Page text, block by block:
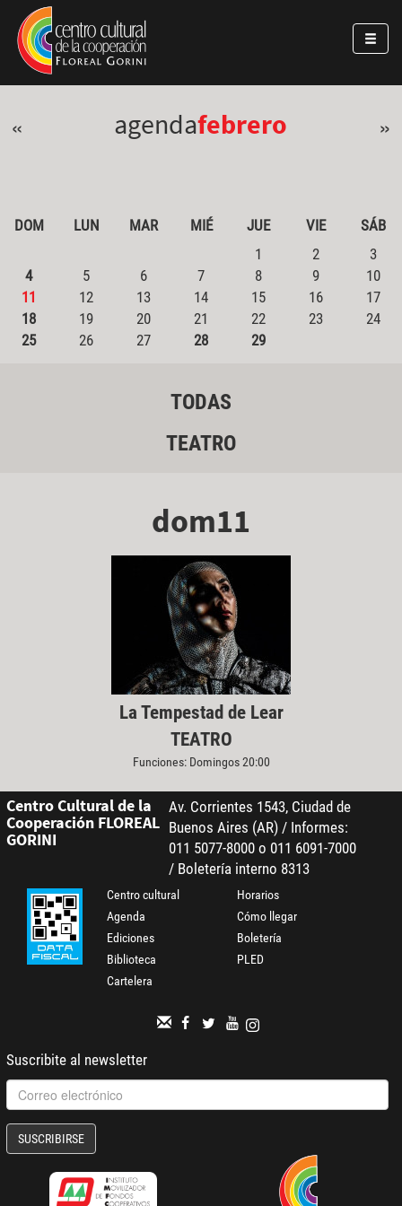
Pasar al contenido principal
Jump to main content
« agendafebrero »
DOM LUN MAR MIÉ JUE VIE
SÁB
1
2
3
4
5 6 7 8 9
10
11
12 13 14 15 16
17
18
19 20 21 22 23
24
25
26 27 28 29
TODAS
TEATRO
dom11
La Tempestad de Lear
TEATRO
Funciones: Domingos 20:00
Centro Cultural de la
Cooperación FLOREAL
GORINI
Av. Corrientes 1543, Ciudad de
Buenos Aires (AR) / Informes:
011 5077-8000 o 011 6091-7000
/ Boletería interno 8313
Centro cultural
Agenda
Ediciones
Biblioteca
Cartelera
Horarios
Cómo llegar
Boletería
PLED
Suscribite al newsletter
SUSCRIBIRSE